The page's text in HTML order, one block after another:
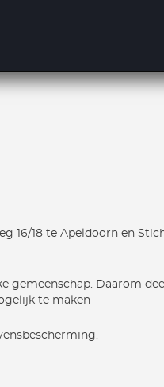
18 te Apeldoorn en
Daarom
te maken